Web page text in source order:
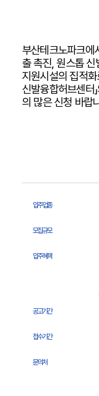
부산테크노파크에
출 촉진, 원스톱
지원시설의 집적화
신발융합허브센터
의 많은 신청 바랍
입 주 업 종
모 집 규 모
입 주 혜 택
공 고 기 간
접 수 기 간
문 의 처